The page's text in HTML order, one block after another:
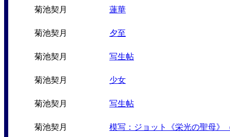
菊池契月 蓮華
菊池契月 夕至
菊池契月 写生帖
菊池契月 少女
菊池契月 写生帖
菊池契月 模写：ジョット《栄光の聖母》